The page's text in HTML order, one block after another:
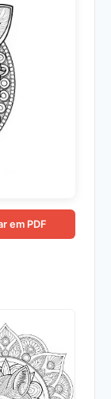
em PDF